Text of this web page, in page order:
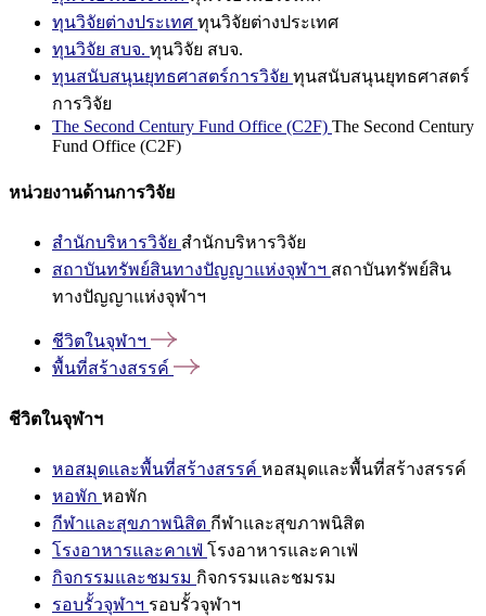
ทุนวิจัยต่างประเทศ ทุนวิจัยต่างประเทศ
ทุนวิจัย สบจ. ทุนวิจัย สบจ.
ทุนสนับสนุนยุทธศาสตร์การวิจัย ทุนสนับสนุนยุทธศาสตร์
การวิจัย
The Second Century Fund Office (C2F) The Second Century
Fund Office (C2F)
หน่วยงานด้านการวิจัย
สำนักบริหารวิจัย สำนักบริหารวิจัย
สถาบันทรัพย์สินทางปัญญาแห่งจุฬาฯ สถาบันทรัพย์สิน
ทางปัญญาแห่งจุฬาฯ
ชีวิตในจุฬาฯ
พื้นที่สร้างสรรค์
ชีวิตในจุฬาฯ
หอสมุดและพื้นที่สร้างสรรค์ หอสมุดและพื้นที่สร้างสรรค์
หอพัก หอพัก
กีฬาและสุขภาพนิสิต กีฬาและสุขภาพนิสิต
โรงอาหารและคาเฟ่ โรงอาหารและคาเฟ่
กิจกรรมและชมรม กิจกรรมและชมรม
รอบรั้วจุฬาฯ รอบรั้วจุฬาฯ